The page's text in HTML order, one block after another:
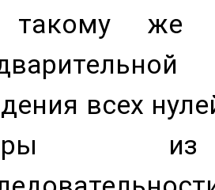
же
всех
из